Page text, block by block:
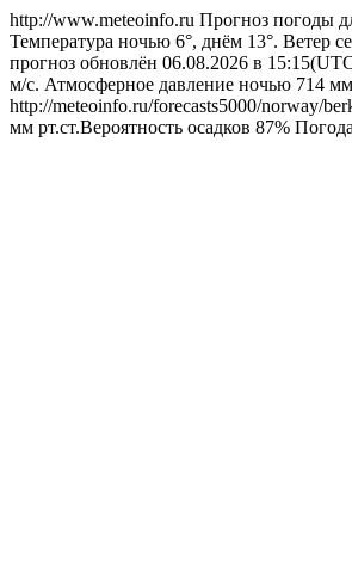
http://www.meteoinfo.ru Прогноз погоды
Температура ночью 6°, днём 13°. Ветер
прогноз обновлён 06.08.2026 в
м/с. Атмосферное давление ночью 714 мм
http://meteoinfo.ru/forecasts5000/norway/
мм рт.ст.Вероятность осадков 87% Погода